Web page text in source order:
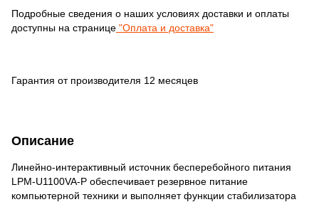
Описание
Линейно-интерактивный источник бесперебойного питания
LPM-U1100VA-P обеспечивает резервное питание
компьютерной техники и выполняет функции стабилизатора
Подробные сведения о наших условиях доставки и оплаты
доступны на странице "Оплата и доставка"
Гарантия от производителя 12 месяцев